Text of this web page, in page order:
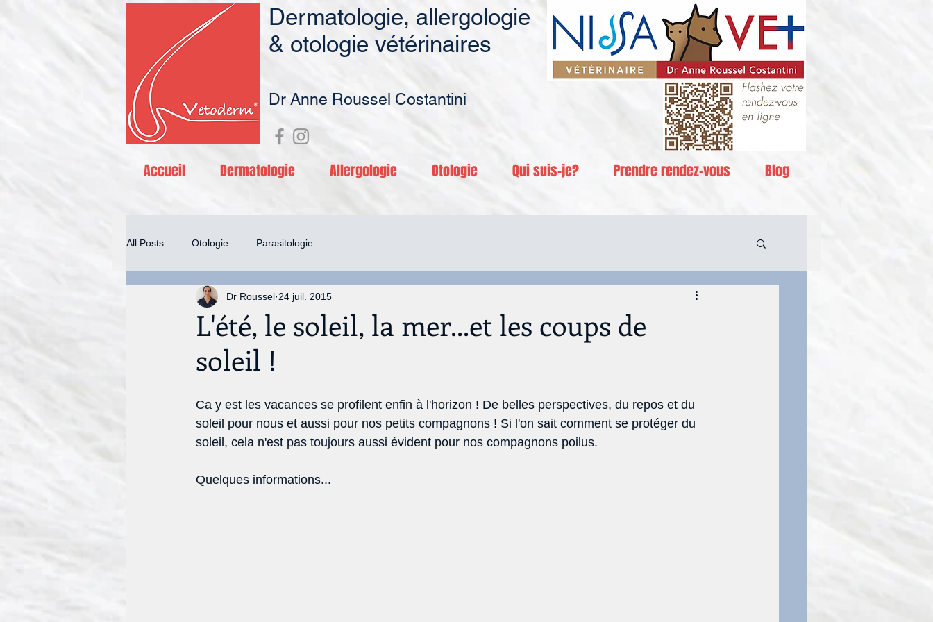
Dermatologie, allergologie
& otologie vétérinaires
Dr Anne Roussel Costantini
All Posts Otologie Parasitologie
L'été, le soleil, la mer...et les coups de
soleil !
Dr Roussel 24 juil. 2015
Ca y est les vacances se profilent enfin à l'horizon ! De belles perspectives, du repos et du
soleil pour nous et aussi pour nos petits compagnons ! Si l'on sait comment se protéger du
soleil, cela n'est pas toujours aussi évident pour nos compagnons poilus.
Quelques informations...
Accueil Dermatologie Allergologie Otologie Qui suis-je? Prendre rendez-vous Blog